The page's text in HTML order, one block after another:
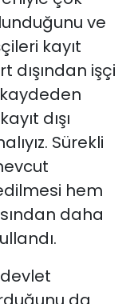
ve
kayıt
dışından işçi
dışı
Sürekli
hem
daha